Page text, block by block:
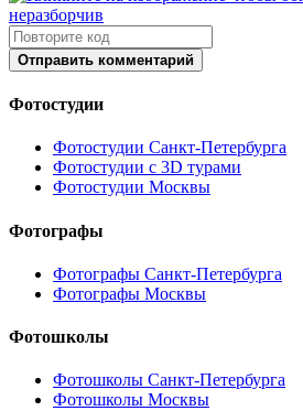
Отправить комментарий
Фотостудии
Фотостудии Санкт-Петербурга
Фотостудии с 3D турами
Фотостудии Москвы
Фотографы
Фотографы Санкт-Петербурга
Фотографы Москвы
Фотошколы
Фотошколы Санкт-Петербурга
Фотошколы Москвы